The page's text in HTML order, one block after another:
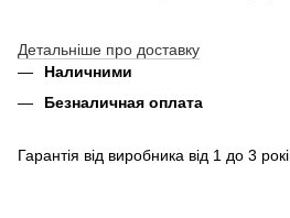
Детальніше про доставку
Наличними
Безналичная оплата
Гарантія від виробника від 1 до 3